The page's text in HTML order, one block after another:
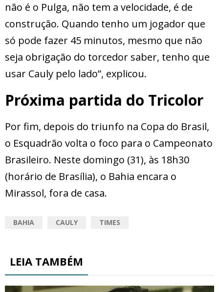
não é o Pulga, não tem a velocidade, é de
construção. Quando tenho um jogador que
só pode fazer 45 minutos, mesmo que não
seja obrigação do torcedor saber, tenho que
usar Cauly pelo lado”, explicou.
Próxima partida do Tricolor
Por fim, depois do triunfo na Copa do Brasil,
o Esquadrão volta o foco para o Campeonato
Brasileiro. Neste domingo (31), às 18h30
(horário de Brasília), o Bahia encara o
Mirassol, fora de casa.
BAHIA CAULY TIMES
LEIA TAMBÉM